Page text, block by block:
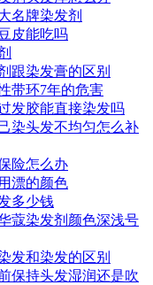
名牌染发剂
皮能吃吗
跟染发膏的区别
带环7年的危害
发胶能直接染发吗
染头发不均匀怎么补
险怎么办
漂的颜色
多少钱
蔻染发剂颜色深浅号
发和染发的区别
保持头发湿润还是吹